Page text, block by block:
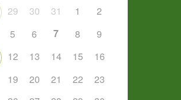
29 30 31 1
2
5 6 7 8
9
12 13 14 15
16
19 20 21 22
23